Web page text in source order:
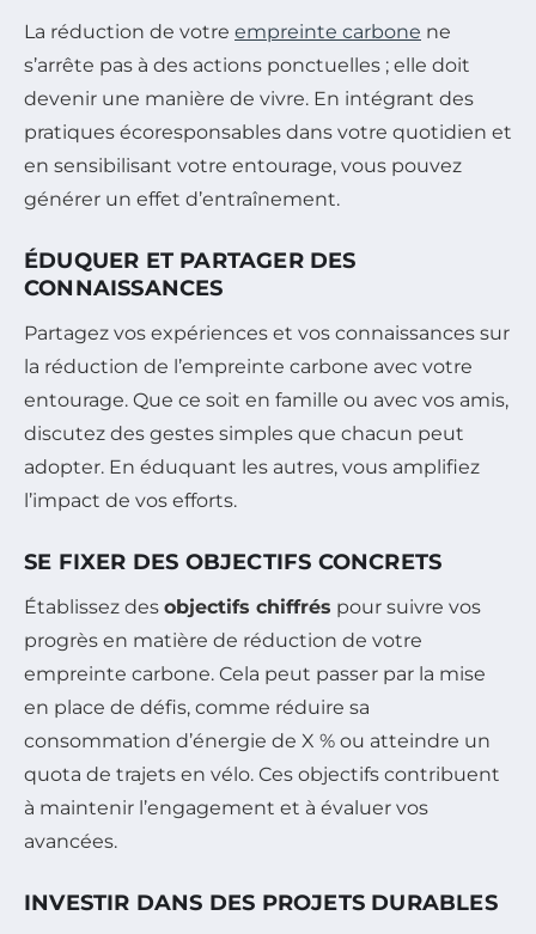
La réduction de votre empreinte carbone ne
s’arrête pas à des actions ponctuelles ; elle doit
devenir une manière de vivre. En intégrant des
pratiques écoresponsables dans votre quotidien et
en sensibilisant votre entourage, vous pouvez
générer un effet d’entraînement.
ÉDUQUER ET PARTAGER DES
CONNAISSANCES
Partagez vos expériences et vos connaissances sur
la réduction de l’empreinte carbone avec votre
entourage. Que ce soit en famille ou avec vos amis,
discutez des gestes simples que chacun peut
adopter. En éduquant les autres, vous amplifiez
l’impact de vos efforts.
SE FIXER DES OBJECTIFS CONCRETS
Établissez des objectifs chiffrés pour suivre vos
progrès en matière de réduction de votre
empreinte carbone. Cela peut passer par la mise
en place de défis, comme réduire sa
consommation d’énergie de X % ou atteindre un
quota de trajets en vélo. Ces objectifs contribuent
à maintenir l’engagement et à évaluer vos
avancées.
INVESTIR DANS DES PROJETS DURABLES